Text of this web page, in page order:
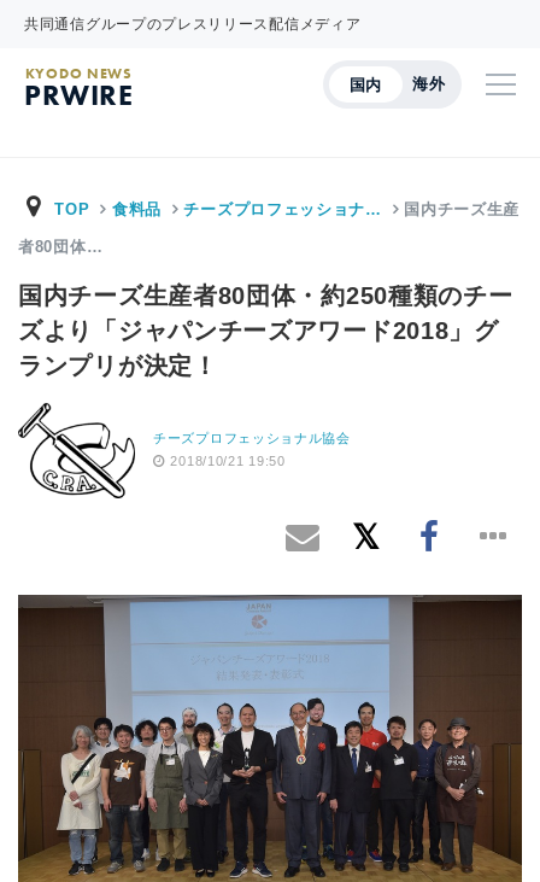
共同通信グループのプレスリリース配信メディア
国内 海外
KYODO NEWS
PRWIRE
TOP 食料品 チーズプロフェッショナ… 国内チーズ生産
者80団体…
国内チーズ生産者80団体・約250種類のチー
ズより「ジャパンチーズアワード2018」グ
ランプリが決定！
チーズプロフェッショナル協会
2018/10/21 19:50